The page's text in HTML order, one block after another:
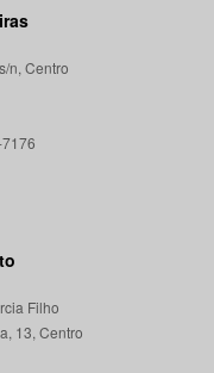
n, Centro
Filho
13, Centro